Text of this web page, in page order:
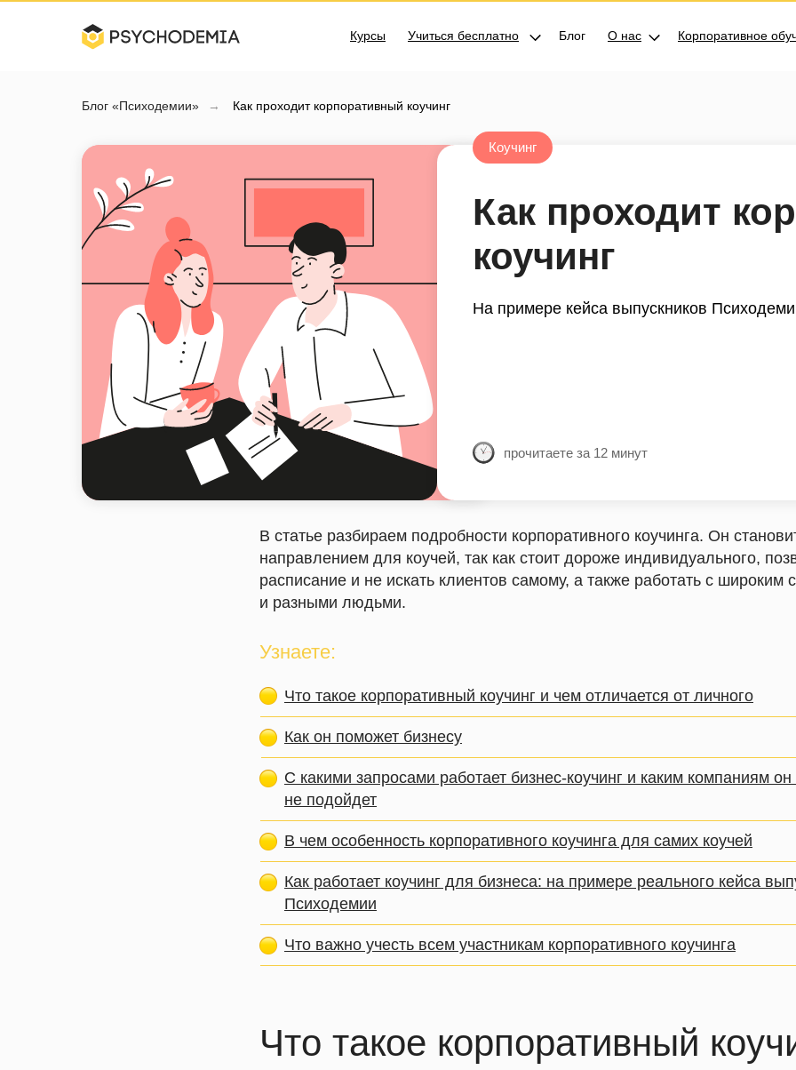
О нас
Курсы Учиться бесплатно Блог Корпоративное
Блог «Психодемии» → Как проходит корпоративный коучинг
прочитаете за 12 минут
Как проходит
коучинг
На примере кейса выпускников
Коучинг
В статье разбираем подробности корпоративного коучинга. Он
направлением для коучей, так как стоит дороже индивидуального,
расписание и не искать клиентов самому, а также работать с широким
и разными людьми.
Что такое корпоративный коучинг и чем отличается от личного
Как он поможет бизнесу
С какими запросами работает бизнес-коучинг и каким компаниям он
не подойдет
Узнаете:
В чем особенность корпоративного коучинга для самих коучей
Как работает коучинг для бизнеса: на примере реального кейса
Психодемии
Что важно учесть всем участникам корпоративного коучинга
Что такое корпоративный